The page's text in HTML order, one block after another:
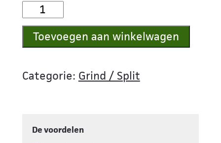
Castle
Grind
8/16
Toevoegen aan winkelwagen
Categorie: Grind / Split
De voordelen